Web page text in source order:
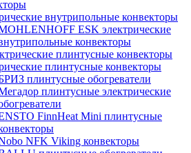
внутрипольные конвекторы
ESK электрические
конвекторы
плинтусные конвекторы
плинтусные обогреватели
плинтусные электрические
FinnHeat Mini плинтусные
NFK Viking конвекторы